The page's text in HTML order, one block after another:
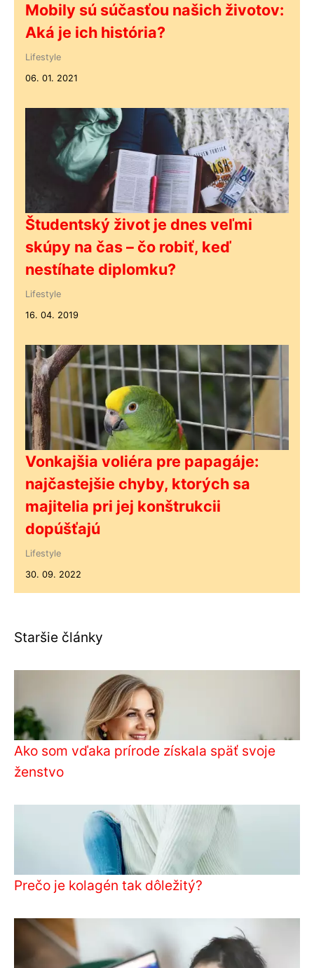
Mobily sú súčasťou našich životov:
Aká je ich história?
Lifestyle
06. 01. 2021
Študentský život je dnes veľmi
skúpy na čas – čo robiť, keď
nestíhate diplomku?
Lifestyle
16. 04. 2019
Vonkajšia voliéra pre papagáje:
najčastejšie chyby, ktorých sa
majitelia pri jej konštrukcii
dopúšťajú
Lifestyle
30. 09. 2022
Staršie články
Ako som vďaka prírode získala späť svoje
ženstvo
Prečo je kolagén tak dôležitý?